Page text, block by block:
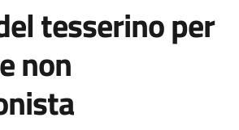
tesserino per
non